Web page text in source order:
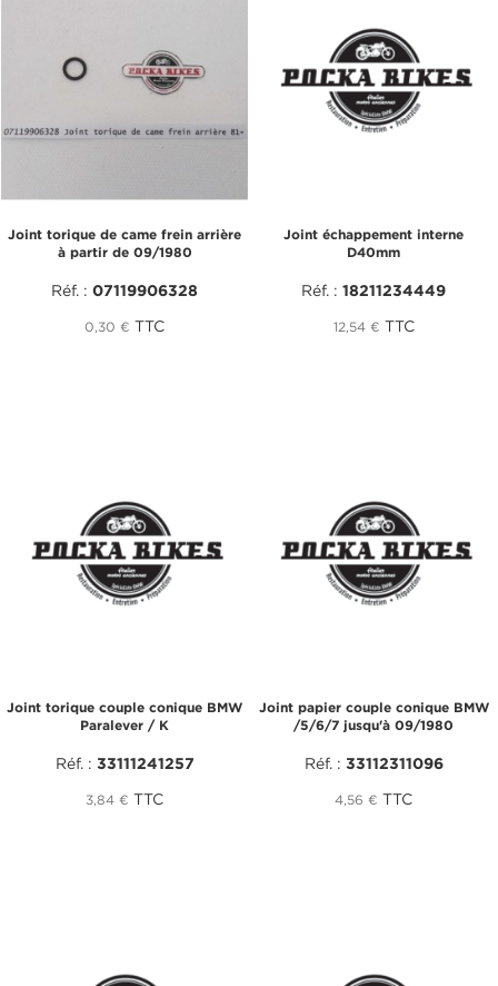
Joint torique de came frein arrière
à partir de 09/1980
Réf. : 07119906328
0,30 € TTC
Joint échappement interne
D40mm
Réf. : 18211234449
12,54 € TTC
Joint torique couple conique BMW
Paralever / K
Réf. : 33111241257
3,84 € TTC
Joint papier couple conique BMW
/5/6/7 jusqu'à 09/1980
Réf. : 33112311096
4,56 € TTC